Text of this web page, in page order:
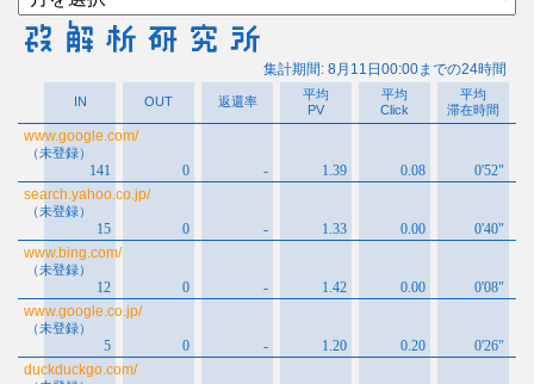
ー
カ